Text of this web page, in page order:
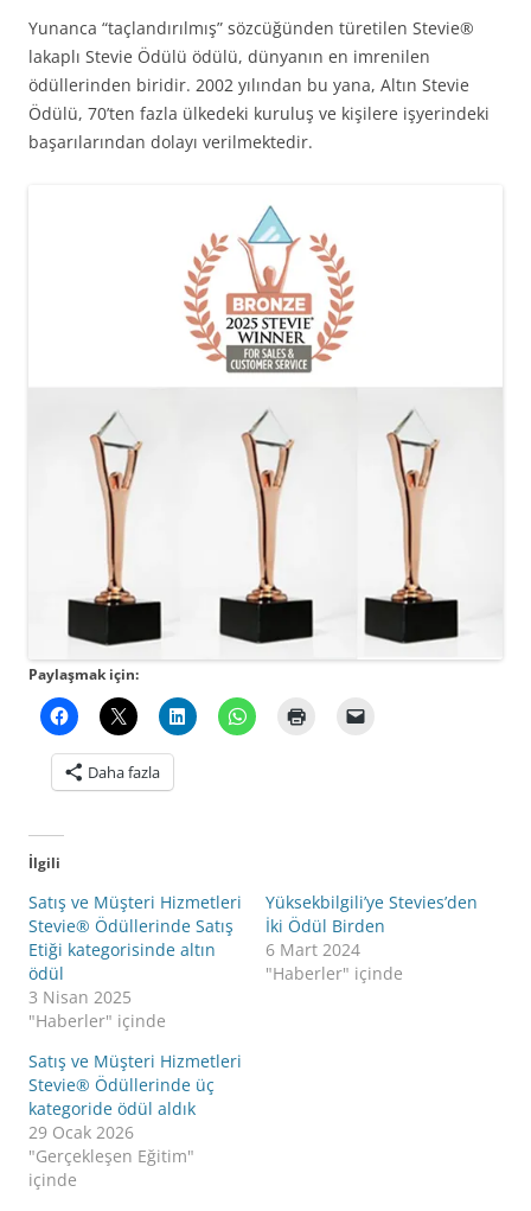
Yunanca “taçlandırılmış” sözcüğünden türetilen Stevie®
lakaplı Stevie Ödülü ödülü, dünyanın en imrenilen
ödüllerinden biridir. 2002 yılından bu yana, Altın Stevie
Ödülü, 70’ten fazla ülkedeki kuruluş ve kişilere işyerindeki
başarılarından dolayı verilmektedir.
Paylaşmak için:
Daha fazla
İlgili
Satış ve Müşteri Hizmetleri
Stevie® Ödüllerinde Satış
Etiği kategorisinde altın
ödül
3 Nisan 2025
"Haberler" içinde
Yüksekbilgili’ye Stevies’den
İki Ödül Birden
6 Mart 2024
"Haberler" içinde
Satış ve Müşteri Hizmetleri
Stevie® Ödüllerinde üç
kategoride ödül aldık
29 Ocak 2026
"Gerçekleşen Eğitim"
içinde